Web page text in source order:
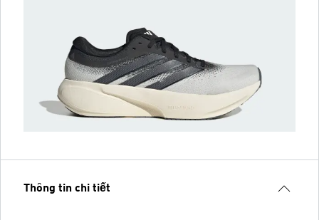
Thông tin chi tiết